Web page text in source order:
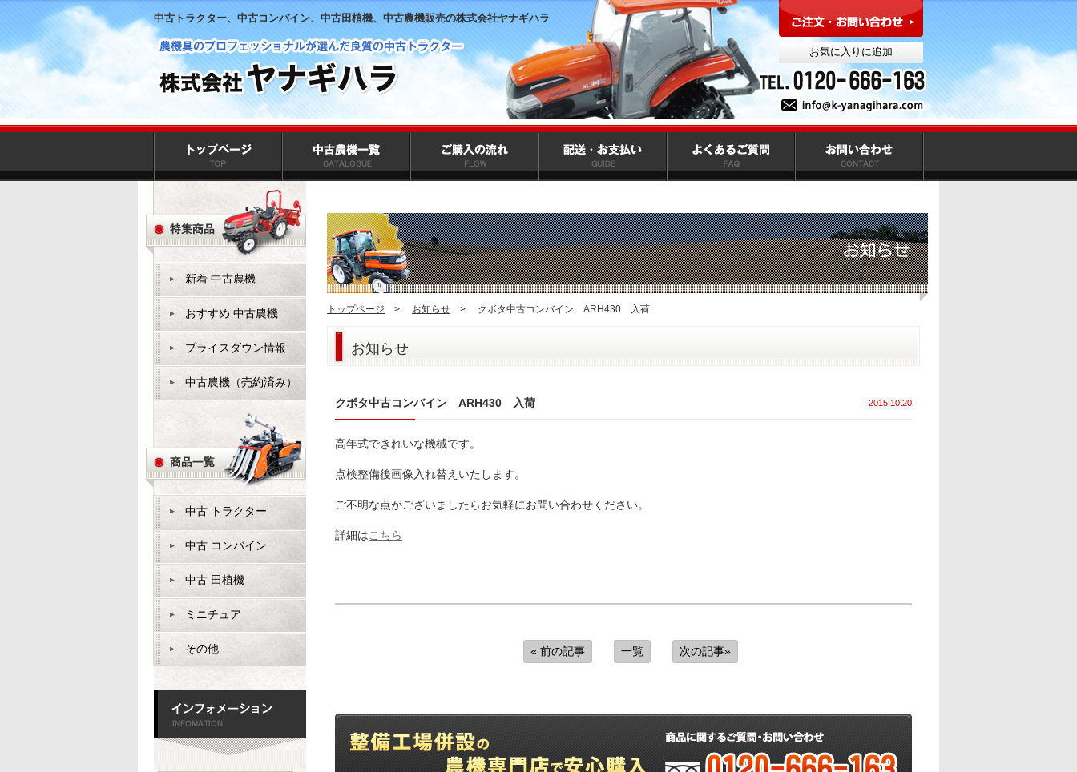
中古トラクター、中古コンバイン、中古田植機、中古農機販売の株式会社ヤナギハラ
トップページ > お知らせ > クボタ中古コンバイン ARH430 入荷
お知らせ
クボタ中古コンバイン ARH430 入荷 2015.10.20
高年式できれいな機械です。
点検整備後画像入れ替えいたします。
ご不明な点がございましたらお気軽にお問い合わせください。
詳細はこちら
« 前の記事 一覧 次の記事»
新着 中古農機
おすすめ 中古農機
プライスダウン情報
中古農機（売約済み）
中古 トラクター
中古 コンバイン
中古 田植機
ミニチュア
その他